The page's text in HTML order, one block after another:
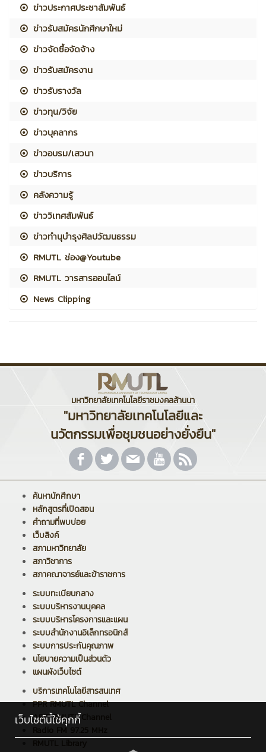
ข่าวประกาศประชาสัมพันธ์
ข่าวรับสมัครนักศึกษาใหม่
ข่าวจัดซื้อจัดจ้าง
ข่าวรับสมัครงาน
ข่าวรับรางวัล
ข่าวทุน/วิจัย
ข่าวบุคลากร
ข่าวอบรม/เสวนา
ข่าวบริการ
คลังความรู้
ข่าววิเทศสัมพันธ์
ข่าวทำนุบำรุงศิลปวัฒนธรรม
RMUTL ช่อง@Youtube
RMUTL วารสารออนไลน์
News Clipping
มหาวิทยาลัยเทคโนโลยีราชมงคลล้านนา
"มหาวิทยาลัยเทคโนโลยีและ
นวัตกรรมเพื่อชุมชนอย่างยั่งยืน"
ค้นหานักศึกษา
หลักสูตรที่เปิดสอน
คำถามที่พบบ่อย
เว็บลิงค์
สภามหาวิทยาลัย
สภาวิชาการ
สภาคณาจารย์และข้าราชการ
ระบบทะเบียนกลาง
ระบบบริหารงานบุคคล
ระบบบริหารโครงการและแผน
ระบบสำนักงานอิเล็กทรอนิกส์
ระบบการประกันคุณภาพ
นโยบายความเป็นส่วนตัว
แผนผังเว็บไซต์
บริการเทคโนโลยีสารสนเทศ
PPR RMUTL Channel
ARIT RMUTL Channel
Radio FM 97.25 MHz
เว็บไซต์นี้ใช้คุกกี้